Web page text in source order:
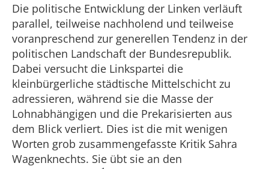
Die politische Entwicklung der Linken verläuft
parallel, teilweise nachholend und teilweise
voranpreschend zur generellen Tendenz in der
politischen Landschaft der Bundesrepublik.
Dabei versucht die Linkspartei die
kleinbürgerliche städtische Mittelschicht zu
adressieren, während sie die Masse der
Lohnabhängigen und die Prekarisierten aus
dem Blick verliert. Dies ist die mit wenigen
Worten grob zusammengefasste Kritik Sahra
Wagenknechts. Sie übt sie an den